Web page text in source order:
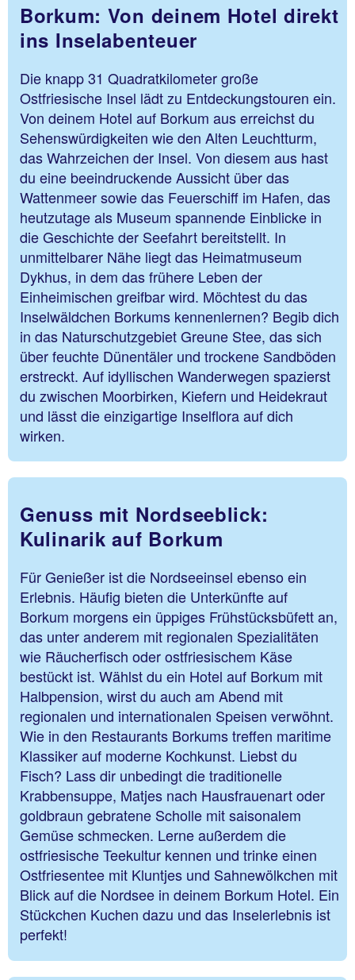
Borkum: Von deinem Hotel direkt
ins Inselabenteuer
Die knapp 31 Quadratkilometer große
Ostfriesische Insel lädt zu Entdeckungstouren ein.
Von deinem Hotel auf Borkum aus erreichst du
Sehenswürdigkeiten wie den Alten Leuchtturm,
das Wahrzeichen der Insel. Von diesem aus hast
du eine beeindruckende Aussicht über das
Wattenmeer sowie das Feuerschiff im Hafen, das
heutzutage als Museum spannende Einblicke in
die Geschichte der Seefahrt bereitstellt. In
unmittelbarer Nähe liegt das Heimatmuseum
Dykhus, in dem das frühere Leben der
Einheimischen greifbar wird. Möchtest du das
Inselwäldchen Borkums kennenlernen? Begib dich
in das Naturschutzgebiet Greune Stee, das sich
über feuchte Dünentäler und trockene Sandböden
erstreckt. Auf idyllischen Wanderwegen spazierst
du zwischen Moorbirken, Kiefern und Heidekraut
und lässt die einzigartige Inselflora auf dich
wirken.
Genuss mit Nordseeblick:
Kulinarik auf Borkum
Für Genießer ist die Nordseeinsel ebenso ein
Erlebnis. Häufig bieten die Unterkünfte auf
Borkum morgens ein üppiges Frühstücksbüfett an,
das unter anderem mit regionalen Spezialitäten
wie Räucherfisch oder ostfriesischem Käse
bestückt ist. Wählst du ein Hotel auf Borkum mit
Halbpension, wirst du auch am Abend mit
regionalen und internationalen Speisen verwöhnt.
Wie in den Restaurants Borkums treffen maritime
Klassiker auf moderne Kochkunst. Liebst du
Fisch? Lass dir unbedingt die traditionelle
Krabbensuppe, Matjes nach Hausfrauenart oder
goldbraun gebratene Scholle mit saisonalem
Gemüse schmecken. Lerne außerdem die
ostfriesische Teekultur kennen und trinke einen
Ostfriesentee mit Kluntjes und Sahnewölkchen mit
Blick auf die Nordsee in deinem Borkum Hotel. Ein
Stückchen Kuchen dazu und das Inselerlebnis ist
perfekt!